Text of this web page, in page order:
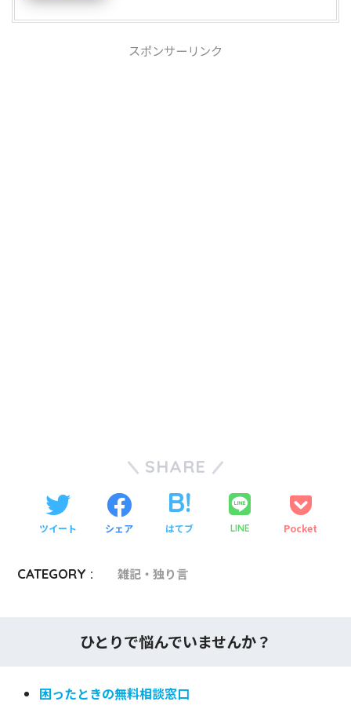
スポンサーリンク
SHARE
ツイート シェア はてブ LINE Pocket
CATEGORY : 雑記・独り言
ひとりで悩んでいませんか？
困ったときの無料相談窓口